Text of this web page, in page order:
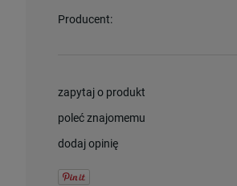
Producent:
zapytaj o produkt
poleć znajomemu
dodaj opinię